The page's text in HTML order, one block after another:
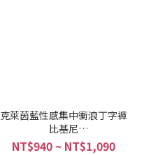
克萊茵藍性感集中衝浪丁字褲
比基尼
[YB167,YB169,YB168,YB170]
NT$940 ~ NT$1,090